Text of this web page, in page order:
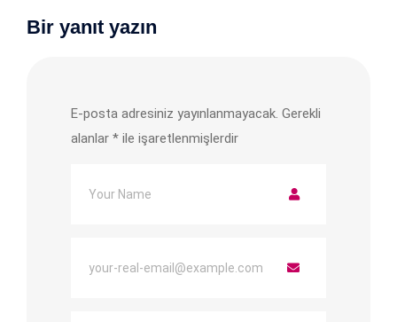
Bir yanıt yazın
E-posta adresiniz yayınlanmayacak. Gerekli
alanlar * ile işaretlenmişlerdir